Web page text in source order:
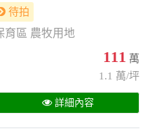
待拍
育區 農牧用地
111 萬
1.1 萬/坪
詳細內容